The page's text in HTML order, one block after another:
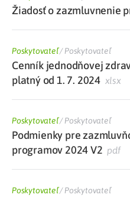
Žiadosť o zazmluvnenie
Poskytovateľ/Poskytovateľ
Cenník jednodňovej
platný od 1. 7. 2024 xlsx
Poskytovateľ/Poskytovateľ
Podmienky pre
programov 2024 V2 pdf
Poskytovateľ/Poskytovateľ